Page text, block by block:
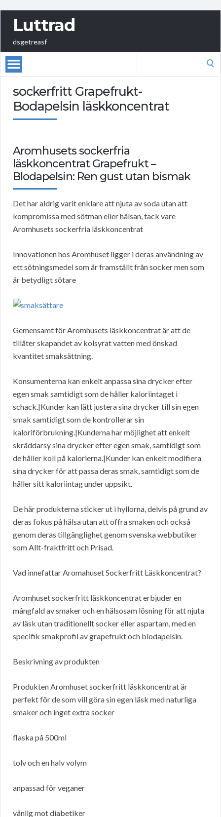
Luttrad
dsgetreasf
sockerfritt Grapefrukt-
Bodapelsin läskkoncentrat
Aromhusets sockerfria
läskkoncentrat Grapefrukt –
Blodapelsin: Ren gust utan bismak
Det har aldrig varit enklare att njuta av soda utan att
kompromissa med sötman eller hälsan, tack vare
Aromhusets sockerfria läskkoncentrat
Innovationen hos Aromhuset ligger i deras användning av
ett sötningsmedel som är framställt från socker men som
är betydligt sötare
Gemensamt för Aromhusets läskkoncentrat är att de
tillåter skapandet av kolsyrat vatten med önskad
kvantitet smaksättning.
Konsumenterna kan enkelt anpassa sina drycker efter
egen smak samtidigt som de håller kaloriintaget i
schack.|Kunder kan lätt justera sina drycker till sin egen
smak samtidigt som de kontrollerar sin
kaloriförbrukning.|Kunderna har möjlighet att enkelt
skräddarsy sina drycker efter egen smak, samtidigt som
de håller koll på kalorierna.|Kunder kan enkelt modifiera
sina drycker för att passa deras smak, samtidigt som de
håller sitt kaloriintag under uppsikt.
De här produkterna sticker ut i hyllorna, delvis på grund av
deras fokus på hälsa utan att offra smaken och också
genom deras tillgänglighet genom svenska webbutiker
som Allt-fraktfritt och Prisad.
Vad innefattar Aromahuset Sockerfritt Läskkoncentrat?
Aromhuset sockerfritt läskkoncentrat erbjuder en
mångfald av smaker och en hälsosam lösning för att njuta
av läsk utan traditionellt socker eller aspartam, med en
specifik smakprofil av grapefrukt och blodapelsin.
Beskrivning av produkten
Produkten Aromhuset sockerfritt läskkoncentrat är
perfekt för de som vill göra sin egen läsk med naturliga
smaker och inget extra socker
flaska på 500ml
tolv och en halv volym
anpassad för veganer
vänlig mot diabetiker